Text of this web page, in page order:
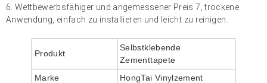
6. Wettbewerbsfähiger und angemessener Preis 7, trockene
Anwendung, einfach zu installieren und leicht zu reinigen.
Produkt
Selbstklebende
Zementtapete
Marke
HongTai Vinylzement